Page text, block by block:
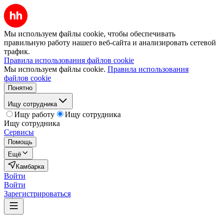
Мы используем файлы cookie, чтобы обеспечивать
правильную работу нашего веб-сайта и анализировать сетевой
трафик.
Правила использования файлов cookie
Мы используем файлы cookie. Правила использования
файлов cookie
Понятно
Ищу сотрудника
Ищу работу
Ищу сотрудника
Ищу сотрудника
Сервисы
Помощь
Ещё
Камбарка
Войти
Войти
Зарегистрироваться